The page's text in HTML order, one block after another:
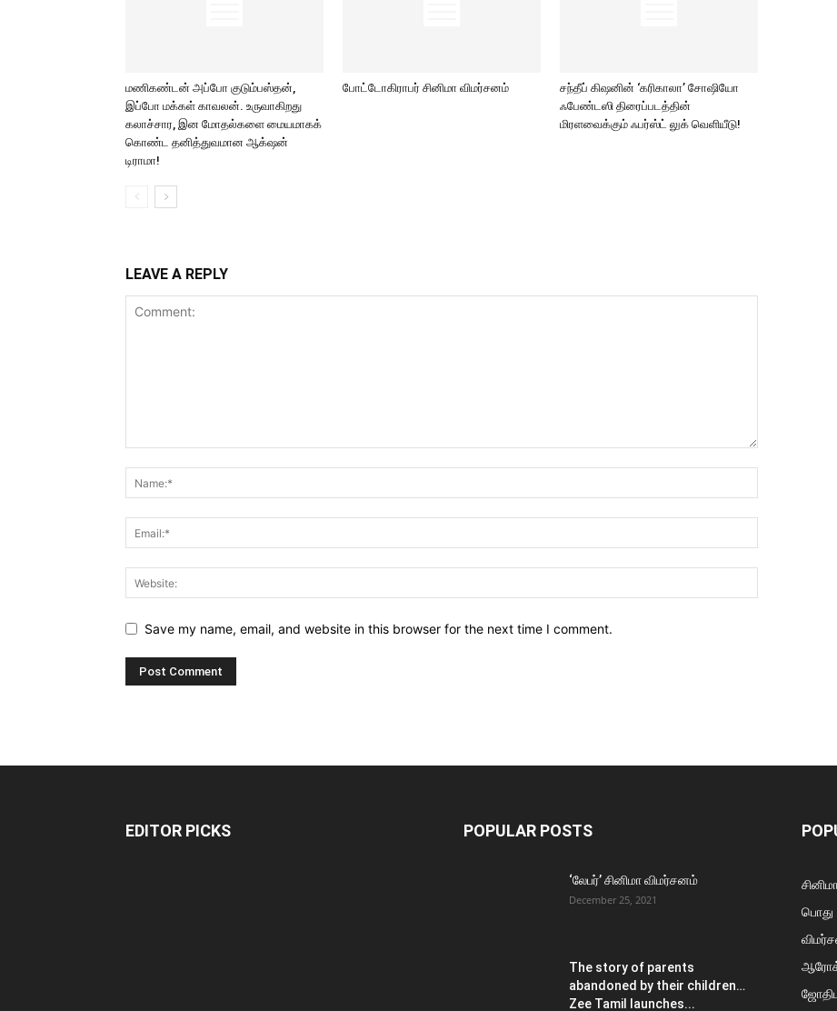
மணிகண்டன் அப்போ குடும்பஸ்தன்,
இப்போ மக்கள் காவலன். உருவாகிறது
கலாச்சார, இன மோதல்களை மையமாகக்
கொண்ட தனித்துவமான ஆக்‌ஷன்
டிராமா!
போட்டோகிராபர் சினிமா விமர்சனம்
சந்தீப் கிஷனின் ‘கரிகாலா’ சோஷியோ
ஃபேண்டஸி திரைப்படத்தின்
மிரளவைக்கும் ஃபர்ஸ்ட் லுக் வெளியீடு!
LEAVE A REPLY
Save my name, email, and website in this browser for the next time I comment.
EDITOR PICKS POPULAR POSTS
‘லேபர்’ சினிமா விமர்சனம்
December 25, 2021
The story of parents
abandoned by their children…
Zee Tamil launches...
பொது